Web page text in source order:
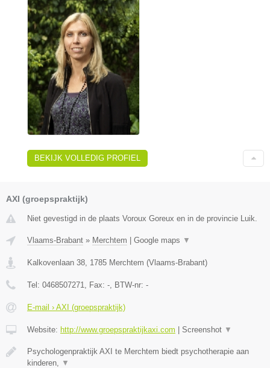
BEKIJK VOLLEDIG PROFIEL
AXI (groepspraktijk)
Niet gevestigd in de plaats Voroux Goreux en in de provincie Luik.
Vlaams-Brabant » Merchtem Google maps ▼
Kalkovenlaan 38 1785 Merchtem (Vlaams-Brabant)
Tel: 0468507271 , Fax: - , BTW-nr: -
E-mail › AXI (groepspraktijk)
Website: http://www.groepspraktijkaxi.com Screenshot ▼
Psychologenpraktijk AXI te Merchtem biedt psychotherapie aan
kinderen,
▼